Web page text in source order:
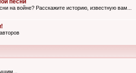
песни
на войне? Расскажите историю, известную вам...